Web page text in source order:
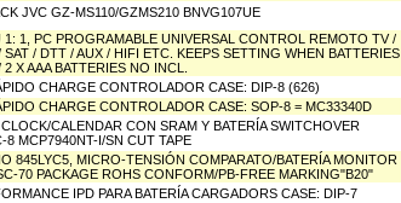
JVC GZ-MS110/GZMS210 BNVG107UE
1: 1, PC PROGRAMABLE UNIVERSAL CONTROL REMOTO TV /
SAT / DTT / AUX / HIFI ETC. KEEPS SETTING WHEN BATTERIES
X AAA BATTERIES NO INCL.
CHARGE CONTROLADOR CASE: DIP-8 (626)
CHARGE CONTROLADOR CASE: SOP-8 = MC33340D
CALENDAR CON SRAM Y BATERÍA SWITCHOVER
8 MCP7940NT-I/SN CUT TAPE
845LYC5, MICRO-TENSIÓN COMPARATO/BATERÍA MONITOR
70 PACKAGE ROHS CONFORM/PB-FREE MARKING"B20"
IPD PARA BATERÍA CARGADORS CASE: DIP-7